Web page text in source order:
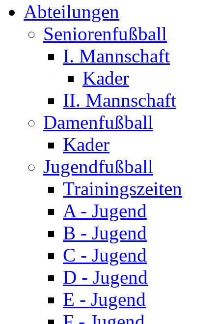
Abteilungen
Seniorenfußball
I. Mannschaft
Kader
II. Mannschaft
Damenfußball
Kader
Jugendfußball
Trainingszeiten
A - Jugend
B - Jugend
C - Jugend
D - Jugend
E - Jugend